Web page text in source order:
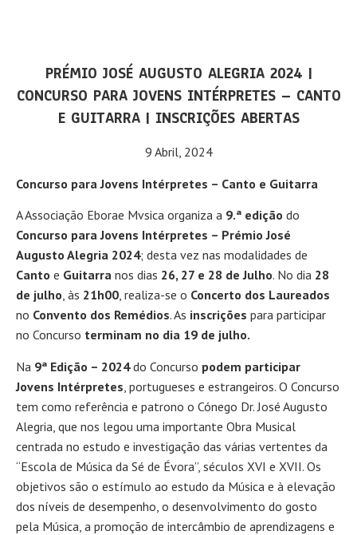
PRÉMIO JOSÉ AUGUSTO ALEGRIA 2024 |
CONCURSO PARA JOVENS INTÉRPRETES – CANTO
E GUITARRA | INSCRIÇÕES ABERTAS
9 Abril, 2024
Concurso para Jovens Intérpretes – Canto e Guitarra
A Associação Eborae Mvsica organiza a 9.ª edição do
Concurso para Jovens Intérpretes – Prémio José
Augusto Alegria 2024; desta vez nas modalidades de
Canto e Guitarra nos dias 26, 27 e 28 de Julho. No dia 28
de julho, às 21h00, realiza-se o Concerto dos Laureados
no Convento dos Remédios. As inscrições para participar
no Concurso terminam no dia 19 de julho.
Na 9ª Edição – 2024do Concurso podem participar
Jovens Intérpretes , portugueses e estrangeiros. O Concurso
tem como referência e patrono o Cónego Dr. José Augusto
Alegria, que nos legou uma importante Obra Musical
centrada no estudo e investigação das várias vertentes da
“Escola de Música da Sé de Évora”, séculos XVI e XVII. Os
objetivos são o estímulo ao estudo da Música e à elevação
dos níveis de desempenho, o desenvolvimento do gosto
pela Música, a promoção de intercâmbio de aprendizagens e